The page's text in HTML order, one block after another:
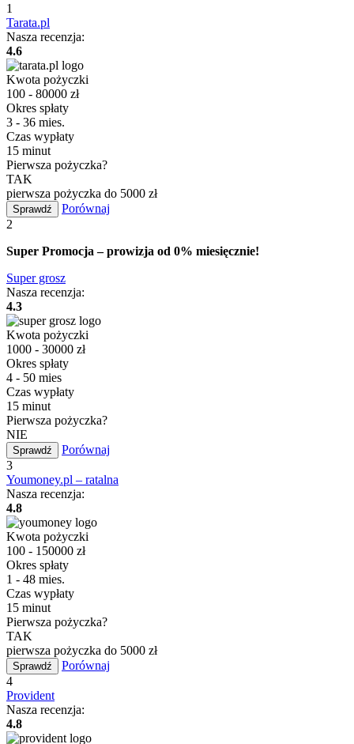
1
Tarata.pl
Nasza recenzja:
4.6
Kwota pożyczki
100 - 80000 zł
Okres spłaty
3 - 36 mies.
Czas wypłaty
15 minut
Pierwsza pożyczka?
TAK
pierwsza pożyczka do 5000 zł
Sprawdź
Porównaj
2
Super Promocja – prowizja od 0% miesięcznie!
Super grosz
Nasza recenzja:
4.3
Kwota pożyczki
1000 - 30000 zł
Okres spłaty
4 - 50 mies
Czas wypłaty
15 minut
Pierwsza pożyczka?
NIE
Sprawdź
Porównaj
3
Youmoney.pl – ratalna
Nasza recenzja:
4.8
Kwota pożyczki
100 - 150000 zł
Okres spłaty
1 - 48 mies.
Czas wypłaty
15 minut
Pierwsza pożyczka?
TAK
pierwsza pożyczka do 5000 zł
Sprawdź
Porównaj
4
Provident
Nasza recenzja:
4.8